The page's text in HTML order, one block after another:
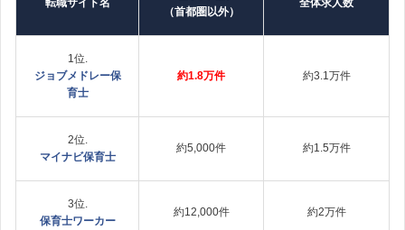
（首都圏以外）
1位.
ジョブメドレー保
育士
約1.8万件 約3.1万件
2位.
マイナビ保育士
約5,000件 約1.5万件
3位.
保育士ワーカー
約12,000件 約2万件